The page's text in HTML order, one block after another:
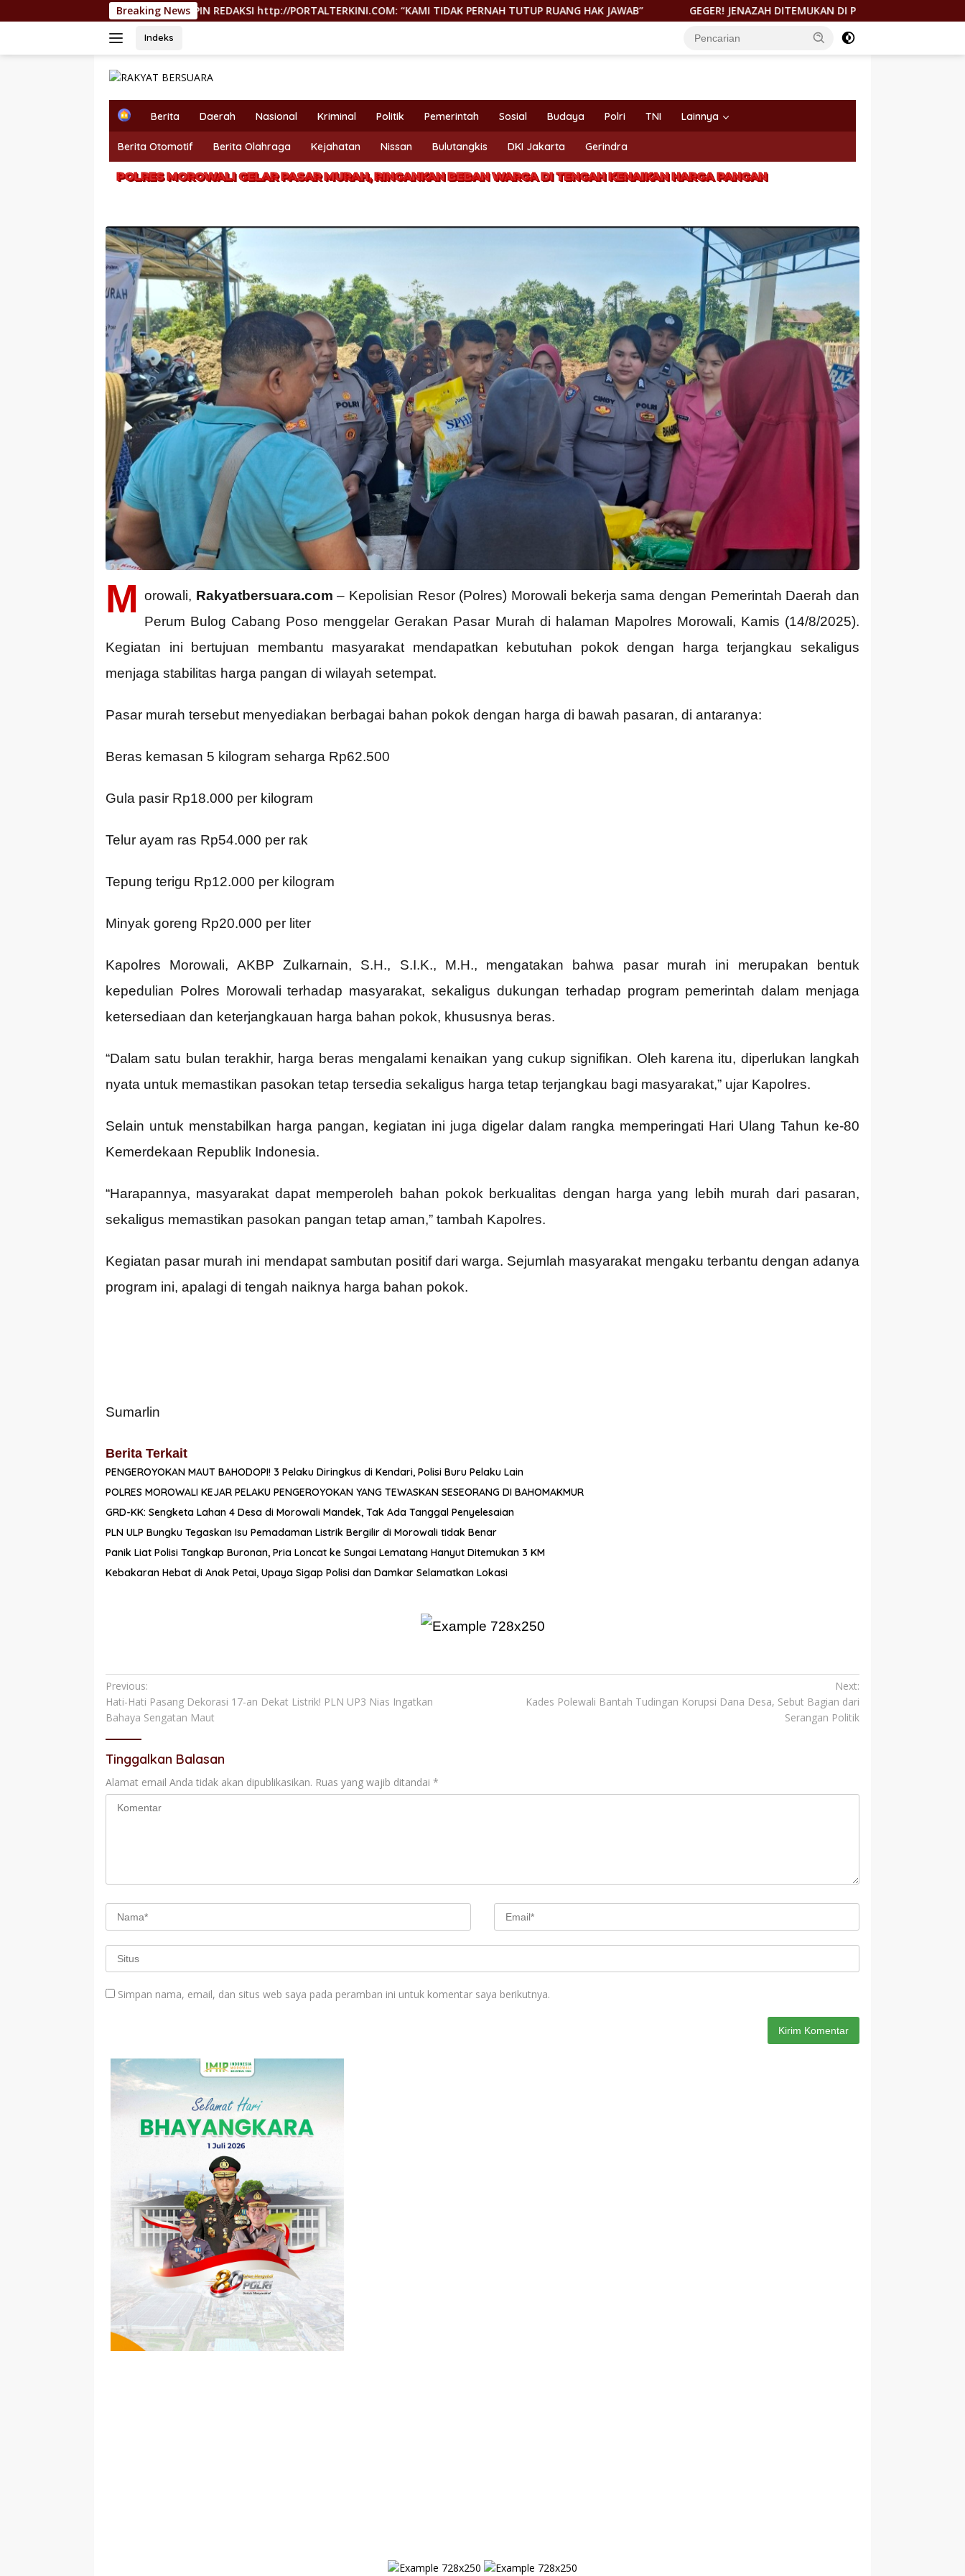
ke
Breaking News
PERS, PEMIMPIN REDAKSI http://PORTALTERKINI.COM: “KAMI TIDAK PERNAH TUTUP RUANG HAK JAWAB” GEGER! JENAZAH DITEMUKAN DI PANTAI KEUREA BAHODOPI, KAPOLRES
Indeks
H
m
e
Berita Daerah Nasional Kriminal Politik Pemerintah Sosial Budaya Polri TNI Lainnya
Berita Otomotif Berita Olahraga Kejahatan Nissan Bulutangkis DKI Jakarta Gerindra
POLRES MOROWALI GELAR PASAR MURAH, RINGANKAN BEBAN WARGA DI TENGAH KENAIKAN HARGA PANGAN
M orowali, Rakyatbersuara.com – Kepolisian Resor (Polres) Morowali bekerja sama dengan Pemerintah Daerah dan
Perum Bulog Cabang Poso menggelar Gerakan Pasar Murah di halaman Mapolres Morowali, Kamis (14/8/2025).
Kegiatan ini bertujuan membantu masyarakat mendapatkan kebutuhan pokok dengan harga terjangkau sekaligus
menjaga stabilitas harga pangan di wilayah setempat.
Pasar murah tersebut menyediakan berbagai bahan pokok dengan harga di bawah pasaran, di antaranya:
Beras kemasan 5 kilogram seharga Rp62.500
Gula pasir Rp18.000 per kilogram
Telur ayam ras Rp54.000 per rak
Tepung terigu Rp12.000 per kilogram
Minyak goreng Rp20.000 per liter
Kapolres Morowali, AKBP Zulkarnain, S.H., S.I.K., M.H., mengatakan bahwa pasar murah ini merupakan bentuk
kepedulian Polres Morowali terhadap masyarakat, sekaligus dukungan terhadap program pemerintah dalam menjaga
ketersediaan dan keterjangkauan harga bahan pokok, khususnya beras.
“Dalam satu bulan terakhir, harga beras mengalami kenaikan yang cukup signifikan. Oleh karena itu, diperlukan langkah
nyata untuk memastikan pasokan tetap tersedia sekaligus harga tetap terjangkau bagi masyarakat,” ujar Kapolres.
Selain untuk menstabilkan harga pangan, kegiatan ini juga digelar dalam rangka memperingati Hari Ulang Tahun ke-80
Kemerdekaan Republik Indonesia.
“Harapannya, masyarakat dapat memperoleh bahan pokok berkualitas dengan harga yang lebih murah dari pasaran,
sekaligus memastikan pasokan pangan tetap aman,” tambah Kapolres.
Kegiatan pasar murah ini mendapat sambutan positif dari warga. Sejumlah masyarakat mengaku terbantu dengan adanya
program ini, apalagi di tengah naiknya harga bahan pokok.
Sumarlin
Berita Terkait
PENGEROYOKAN MAUT BAHODOPI! 3 Pelaku Diringkus di Kendari, Polisi Buru Pelaku Lain
POLRES MOROWALI KEJAR PELAKU PENGEROYOKAN YANG TEWASKAN SESEORANG DI BAHOMAKMUR
GRD-KK: Sengketa Lahan 4 Desa di Morowali Mandek, Tak Ada Tanggal Penyelesaian
PLN ULP Bungku Tegaskan Isu Pemadaman Listrik Bergilir di Morowali tidak Benar
Panik Liat Polisi Tangkap Buronan, Pria Loncat ke Sungai Lematang Hanyut Ditemukan 3 KM
Kebakaran Hebat di Anak Petai, Upaya Sigap Polisi dan Damkar Selamatkan Lokasi
Navigasi
pos
Previous:
Hati-Hati Pasang Dekorasi 17-an Dekat Listrik! PLN UP3 Nias Ingatkan
Bahaya Sengatan Maut
Next:
Kades Polewali Bantah Tudingan Korupsi Dana Desa, Sebut Bagian dari
Serangan Politik
Tinggalkan Balasan
Alamat email Anda tidak akan dipublikasikan. Ruas yang wajib ditandai *
Simpan nama, email, dan situs web saya pada peramban ini untuk komentar saya berikutnya.